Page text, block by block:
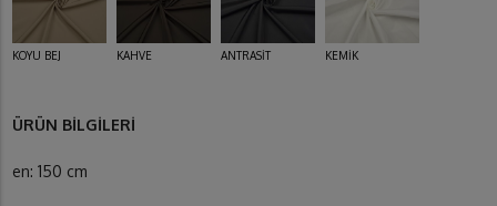
KOYU BEJ KAHVE ANTRASİT KEMİK
ÜRÜN BİLGİLERİ
en: 150 cm